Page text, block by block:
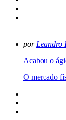
por Leandro
Acabou o
O mercado